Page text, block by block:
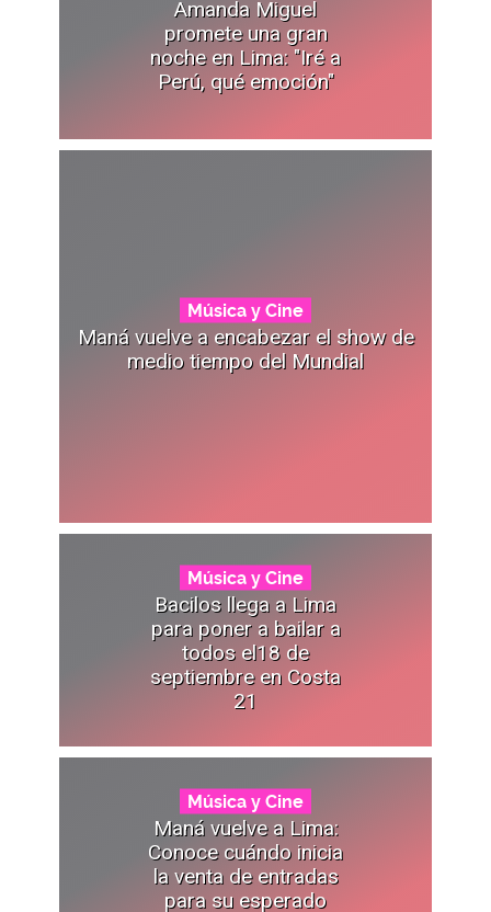
Amanda Miguel
promete una gran
noche en Lima: "Iré a
Perú, qué emoción"
Música y Cine
Maná vuelve a encabezar el show de
medio tiempo del Mundial
Música y Cine
Bacilos llega a Lima
para poner a bailar a
todos el18 de
septiembre en Costa
21
Música y Cine
Maná vuelve a Lima:
Conoce cuándo inicia
la venta de entradas
para su esperado